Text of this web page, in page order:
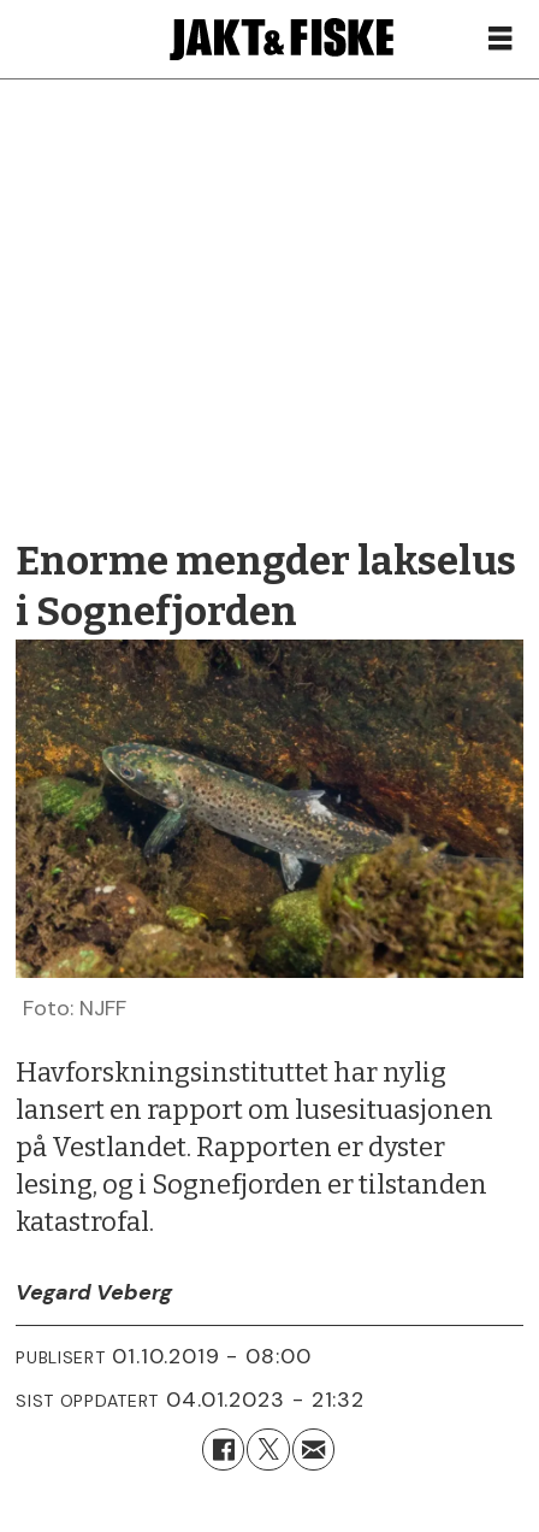
Enorme mengder lakse­lus
i Sogne­fjorden
Foto: NJFF
Havforskningsinstituttet har nylig
lansert en rapport om lusesituasjonen
på Vestlandet. Rapporten er dyster
lesing, og i Sognefjorden er tilstanden
katastrofal.
Vegard Veberg
PUBLISERT 01.10.2019 - 08:00
SIST OPPDATERT 04.01.2023 - 21:32